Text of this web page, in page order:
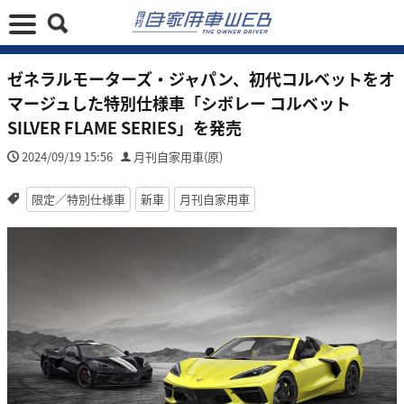
ゼネラルモーターズ・ジャパン、初代コルベットをオ
マージュした特別仕様車「シボレー コルベット
SILVER FLAME SERIES」を発売
2024/09/19 15:56 月刊自家用車(原)
限定／特別仕様車 新車 月刊自家用車